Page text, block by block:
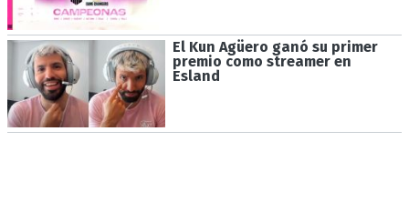
El Kun Agüero ganó su primer
premio como streamer en
Esland